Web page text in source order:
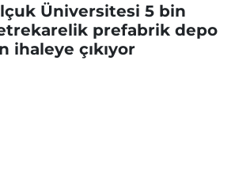
Üniversitesi 5 bin
prefabrik depo
ihaleye çıkıyor